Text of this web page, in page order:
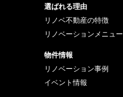
選ばれる理由
リノベ不動産の特徴
リノベーションメニュー
物件情報
リノベーション事例
イベント情報